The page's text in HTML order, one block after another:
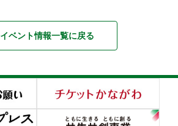
イベント情報一覧に戻る